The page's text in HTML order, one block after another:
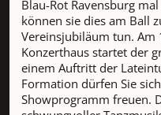
Blau-Rot Ravensburg
können sie dies am Ball
Vereinsjubiläum tun. Am
Konzerthaus startet der
einem Auftritt der
Formation dürfen Sie
Showprogramm freuen.